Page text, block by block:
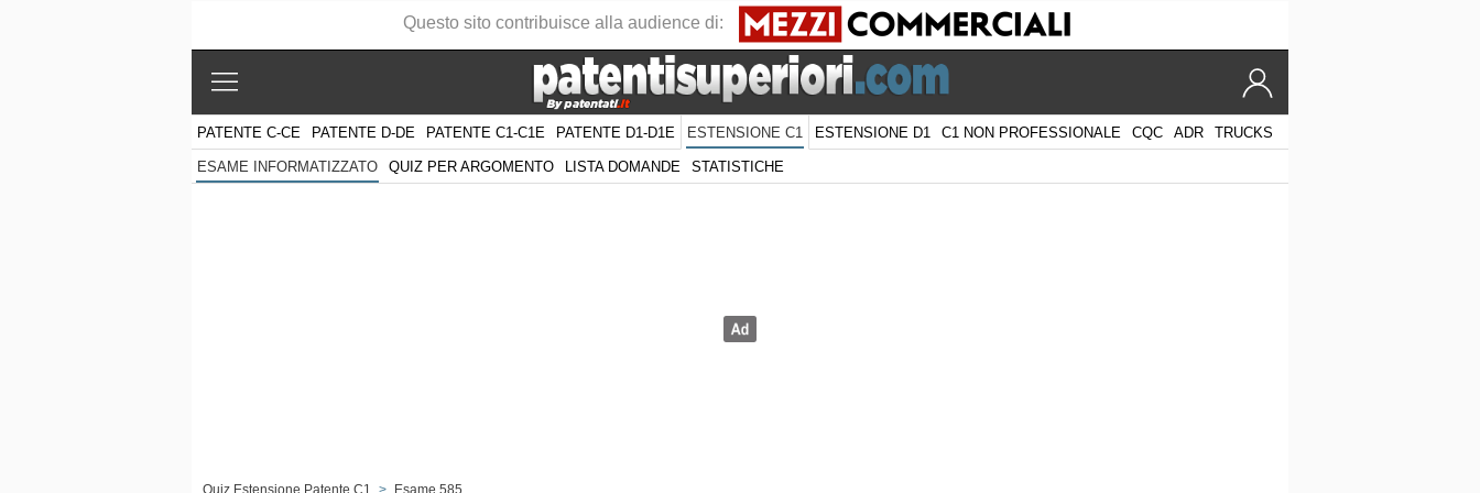
PATENTE C-CE PATENTE D-DE PATENTE C1-C1E PATENTE D1-D1E ESTENSIONE C1 ESTENSIONE D1 C1 NON PROFESSIONALE CQC ADR TRUCKS
ESAME INFORMATIZZATO QUIZ PER ARGOMENTO LISTA DOMANDE STATISTICHE
Quiz Estensione Patente C1 > Esame 585
Questo sito contribuisce alla audience di: